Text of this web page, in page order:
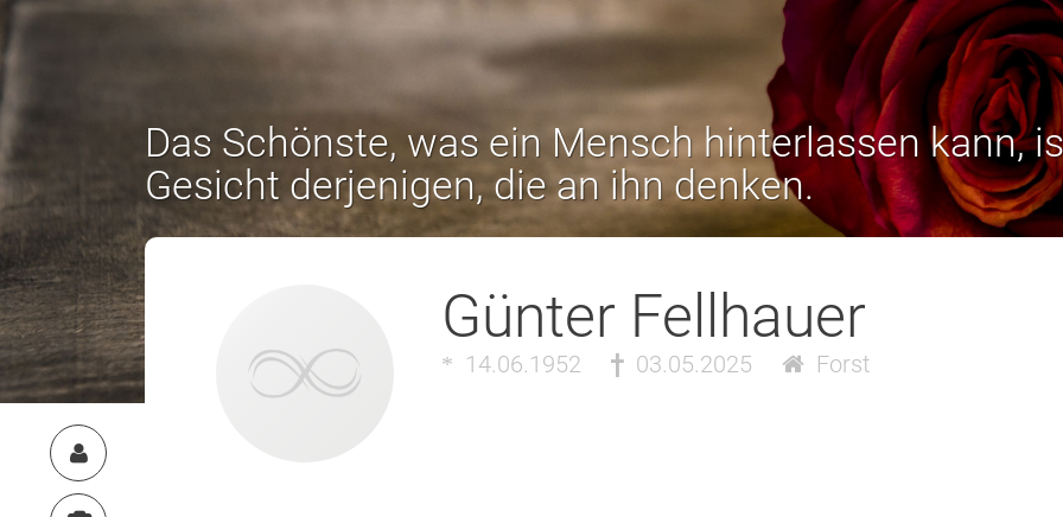
Das Schönste, was ein Mensch hinterlassen kann,
Gesicht derjenigen, die an ihn denken.
Günter Fellhauer
14.06.1952 03.05.2025 Forst